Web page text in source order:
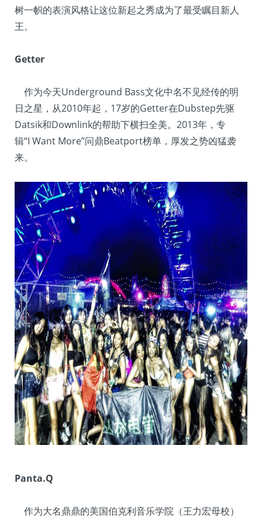
树一帜的表演风格让这位新起之秀成为了最受瞩目新人
王。
Getter
作为今天Underground Bass文化中名不见经传的明
日之星，从2010年起，17岁的Getter在Dubstep先驱
Datsik和Downlink的帮助下横扫全美。2013年，专
辑“I Want More”问鼎Beatport榜单，厚发之势凶猛袭
来。
Panta.Q
作为大名鼎鼎的美国伯克利音乐学院（王力宏母校）